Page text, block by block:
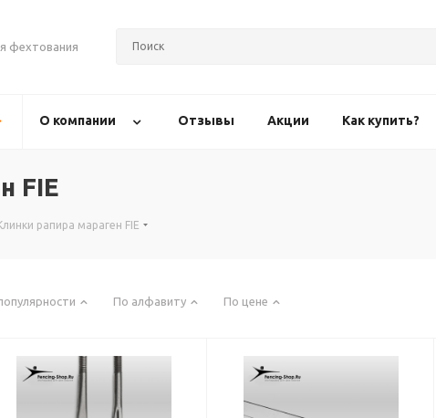
фехтования
О компании Отзывы Акции Как купить?
FIE
рапира мараген FIE
По алфавиту По цене